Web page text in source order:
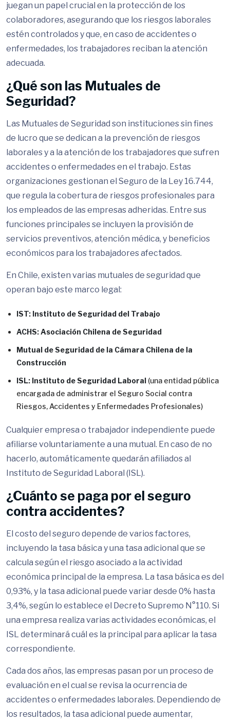
juegan un papel crucial en la protección de los
colaboradores, asegurando que los riesgos laborales
estén controlados y que, en caso de accidentes o
enfermedades, los trabajadores reciban la atención
adecuada.
¿Qué son las Mutuales de
Seguridad?
Las Mutuales de Seguridad son instituciones sin fines
de lucro que se dedican a la prevención de riesgos
laborales y a la atención de los trabajadores que sufren
accidentes o enfermedades en el trabajo. Estas
organizaciones gestionan el Seguro de la Ley 16.744,
que regula la cobertura de riesgos profesionales para
los empleados de las empresas adheridas. Entre sus
funciones principales se incluyen la provisión de
servicios preventivos, atención médica, y beneficios
económicos para los trabajadores afectados.
En Chile, existen varias mutuales de seguridad que
operan bajo este marco legal:
IST: Instituto de Seguridad del Trabajo
ACHS: Asociación Chilena de Seguridad
Mutual de Seguridad de la Cámara Chilena de la
Construcción
ISL: Instituto de Seguridad Laboral (una entidad pública
encargada de administrar el Seguro Social contra
Riesgos, Accidentes y Enfermedades Profesionales)
Cualquier empresa o trabajador independiente puede
afiliarse voluntariamente a una mutual. En caso de no
hacerlo, automáticamente quedarán afiliados al
Instituto de Seguridad Laboral (ISL).
¿Cuánto se paga por el seguro
contra accidentes?
El costo del seguro depende de varios factores,
incluyendo la tasa básica y una tasa adicional que se
calcula según el riesgo asociado a la actividad
económica principal de la empresa. La tasa básica es del
0,93%, y la tasa adicional puede variar desde 0% hasta
3,4%, según lo establece el Decreto Supremo N°110. Si
una empresa realiza varias actividades económicas, el
ISL determinará cuál es la principal para aplicar la tasa
correspondiente.
Cada dos años, las empresas pasan por un proceso de
evaluación en el cual se revisa la ocurrencia de
accidentes o enfermedades laborales. Dependiendo de
los resultados, la tasa adicional puede aumentar,